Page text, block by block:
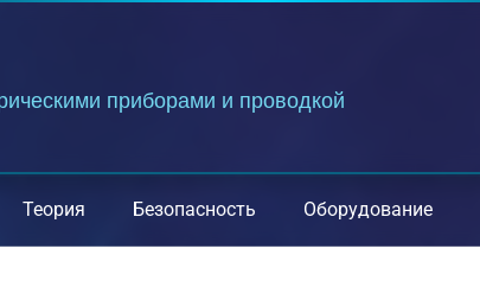
приборами и проводкой
Теория Безопасность Оборудование